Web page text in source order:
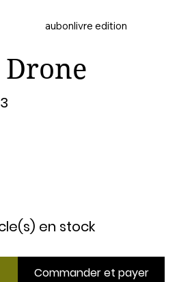
aubonlivre edition
en stock
Commander et payer